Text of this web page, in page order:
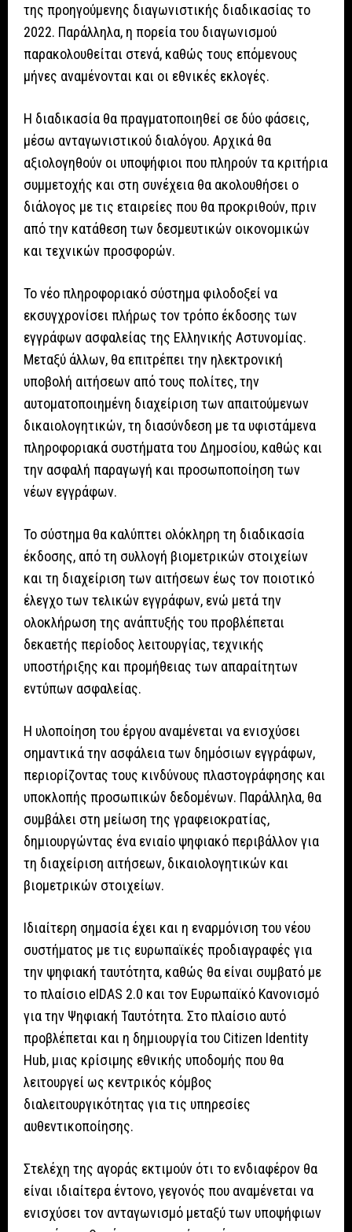
της προηγούμενης διαγωνιστικής διαδικασίας το
2022. Παράλληλα, η πορεία του διαγωνισμού
παρακολουθείται στενά, καθώς τους επόμενους
μήνες αναμένονται και οι εθνικές εκλογές.
Η διαδικασία θα πραγματοποιηθεί σε δύο φάσεις,
μέσω ανταγωνιστικού διαλόγου. Αρχικά θα
αξιολογηθούν οι υποψήφιοι που πληρούν τα κριτήρια
συμμετοχής και στη συνέχεια θα ακολουθήσει ο
διάλογος με τις εταιρείες που θα προκριθούν, πριν
από την κατάθεση των δεσμευτικών οικονομικών
και τεχνικών προσφορών.
Το νέο πληροφοριακό σύστημα φιλοδοξεί να
εκσυγχρονίσει πλήρως τον τρόπο έκδοσης των
εγγράφων ασφαλείας της Ελληνικής Αστυνομίας.
Μεταξύ άλλων, θα επιτρέπει την ηλεκτρονική
υποβολή αιτήσεων από τους πολίτες, την
αυτοματοποιημένη διαχείριση των απαιτούμενων
δικαιολογητικών, τη διασύνδεση με τα υφιστάμενα
πληροφοριακά συστήματα του Δημοσίου, καθώς και
την ασφαλή παραγωγή και προσωποποίηση των
νέων εγγράφων.
Το σύστημα θα καλύπτει ολόκληρη τη διαδικασία
έκδοσης, από τη συλλογή βιομετρικών στοιχείων
και τη διαχείριση των αιτήσεων έως τον ποιοτικό
έλεγχο των τελικών εγγράφων, ενώ μετά την
ολοκλήρωση της ανάπτυξής του προβλέπεται
δεκαετής περίοδος λειτουργίας, τεχνικής
υποστήριξης και προμήθειας των απαραίτητων
εντύπων ασφαλείας.
Η υλοποίηση του έργου αναμένεται να ενισχύσει
σημαντικά την ασφάλεια των δημόσιων εγγράφων,
περιορίζοντας τους κινδύνους πλαστογράφησης και
υποκλοπής προσωπικών δεδομένων. Παράλληλα, θα
συμβάλει στη μείωση της γραφειοκρατίας,
δημιουργώντας ένα ενιαίο ψηφιακό περιβάλλον για
τη διαχείριση αιτήσεων, δικαιολογητικών και
βιομετρικών στοιχείων.
Ιδιαίτερη σημασία έχει και η εναρμόνιση του νέου
συστήματος με τις ευρωπαϊκές προδιαγραφές για
την ψηφιακή ταυτότητα, καθώς θα είναι συμβατό με
το πλαίσιο eIDAS 2.0 και τον Ευρωπαϊκό Κανονισμό
για την Ψηφιακή Ταυτότητα. Στο πλαίσιο αυτό
προβλέπεται και η δημιουργία του Citizen Identity
Hub, μιας κρίσιμης εθνικής υποδομής που θα
λειτουργεί ως κεντρικός κόμβος
διαλειτουργικότητας για τις υπηρεσίες
αυθεντικοποίησης.
Στελέχη της αγοράς εκτιμούν ότι το ενδιαφέρον θα
είναι ιδιαίτερα έντονο, γεγονός που αναμένεται να
ενισχύσει τον ανταγωνισμό μεταξύ των υποψήφιων